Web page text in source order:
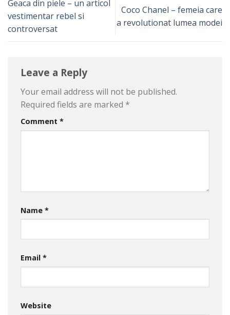
Geaca din piele – un articol
vestimentar rebel si
controversat
Coco Chanel – femeia care
a revolutionat lumea modei
Leave a Reply
Your email address will not be published.
Required fields are marked *
Comment *
Name *
Email *
Website